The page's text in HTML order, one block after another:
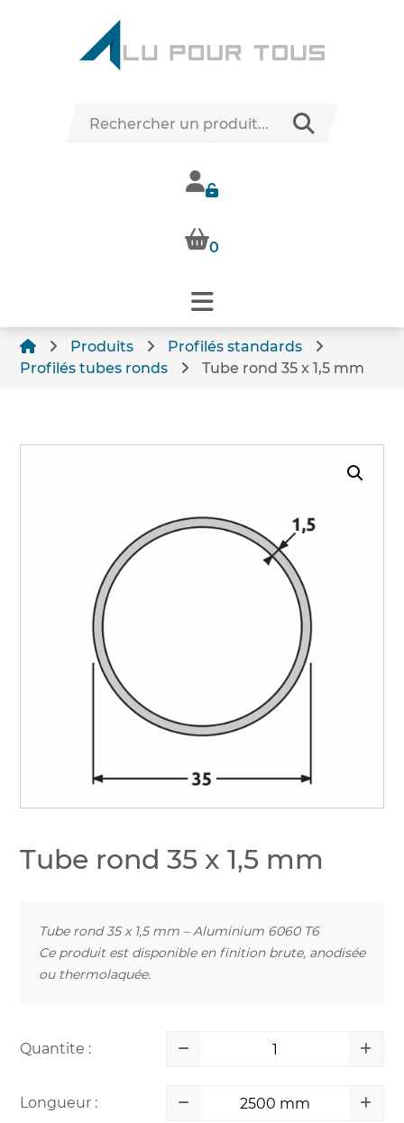
0
Produits
Profilés standards
Profilés tubes ronds
Tube rond 35 x 1,5 mm
Tube rond 35 x 1,5 mm
Tube rond 35 x 1,5 mm – Aluminium 6060 T6
Ce produit est disponible en finition brute, anodisée
ou thermolaquée.
Quantite :
Longueur :